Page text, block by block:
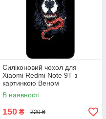
Силіконовий чохол для
Xiaomi Redmi Note 9T з
картинкою Веном
В наявності
150 ₴ 220 ₴